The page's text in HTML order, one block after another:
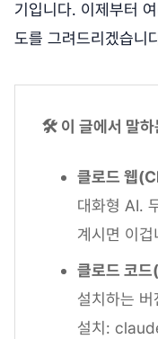
기입니다. 이제부터
도를 그려드리겠습니
🛠️ 이 글에서 말하
클로드 웹
대화형 AI.
계시면 이겁
클로드 코
설치하는
설치: